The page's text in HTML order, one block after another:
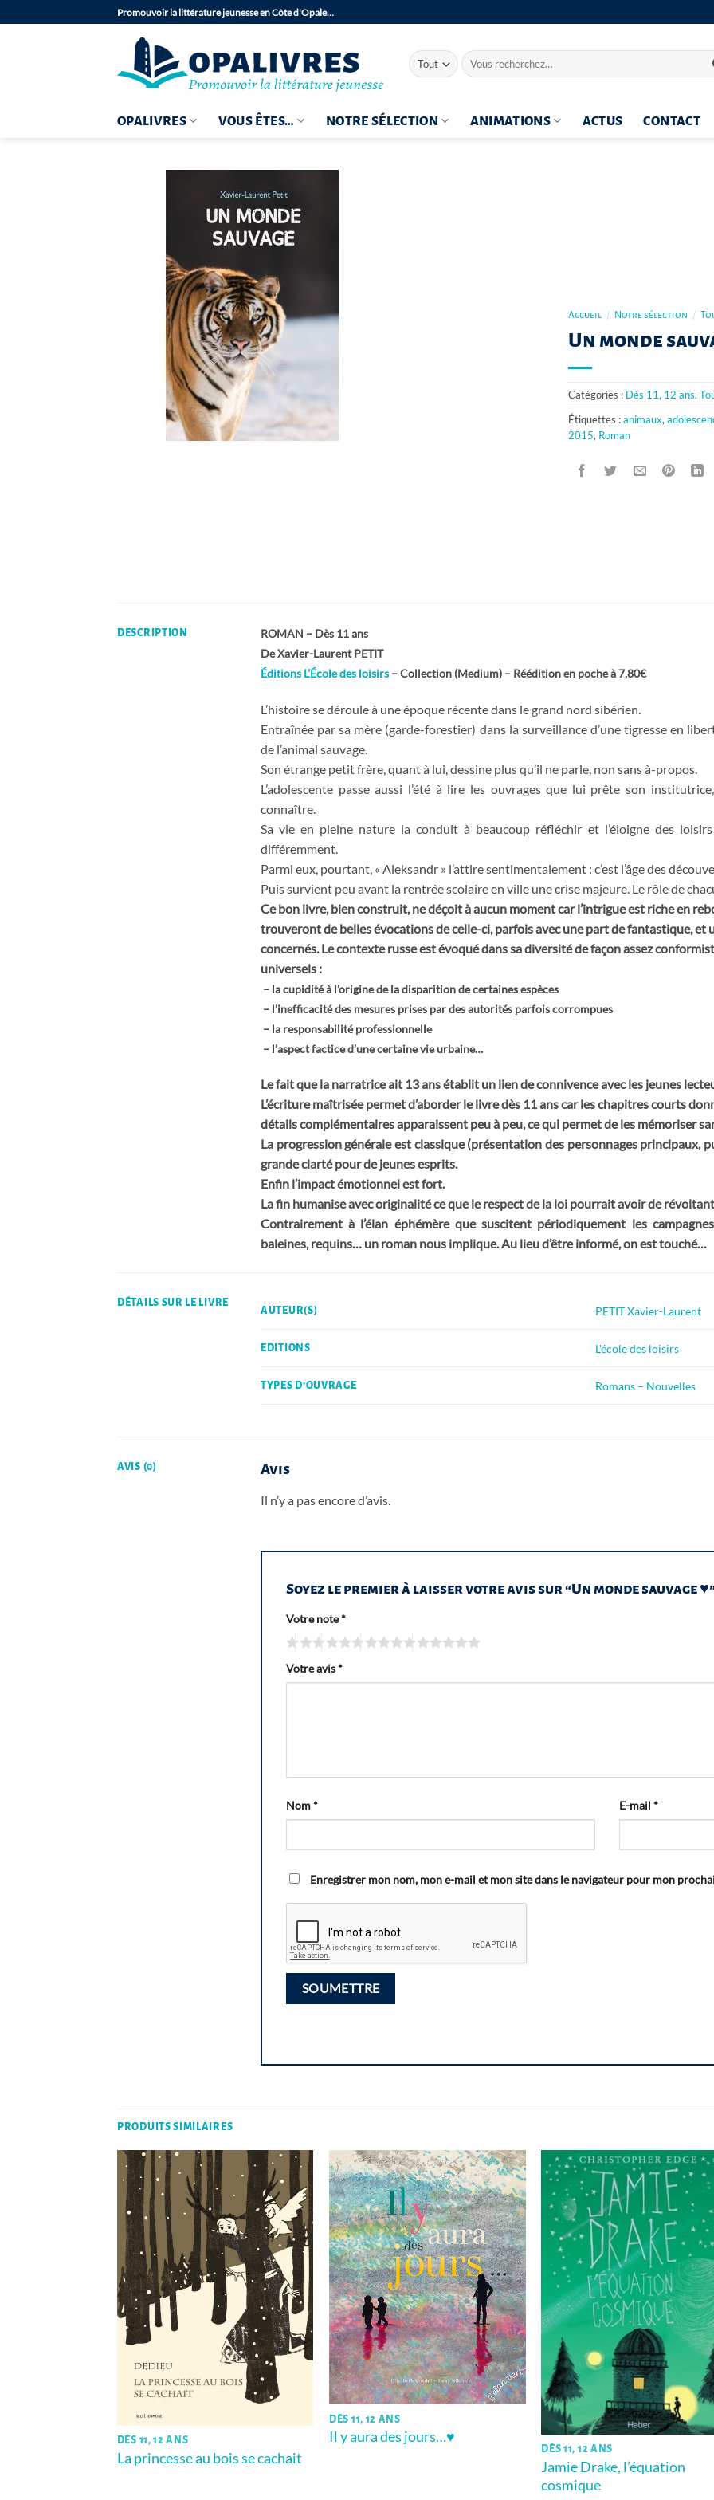
au
Promouvoir la littérature jeunesse en Côte d'Opale…
Recherche
pour :
OPALIVRES VOUS ÊTES… NOTRE SÉLECTION ANIMATIONS ACTUS CONTACT
Accueil / Notre sélection /
Un monde
Catégories : Dès 11, 12 ans,
Étiquettes :animaux,
2015, Roman
DESCRIPTION
ROMAN – Dès 11 ans
De Xavier-Laurent PETIT
Éditions L’École des loisirs – Collection (Medium) – Réédition en poche à 7,80€
L’histoire se déroule à une époque récente dans le grand nord sibérien.
Entraînée par sa mère (garde-forestier) dans la surveillance d’une tigresse en
de l’animal sauvage.
Son étrange petit frère, quant à lui, dessine plus qu’il ne parle, non sans à-propos.
L’adolescente passe aussi l’été à lire les ouvrages que lui prête son
connaître.
Sa vie en pleine nature la conduit à beaucoup réfléchir et l’éloigne des
différemment.
Parmi eux, pourtant, « Aleksandr » l’attire sentimentalement : c’est l’âge des
Puis survient peu avant la rentrée scolaire en ville une crise majeure. Le rôle de
Ce bon livre, bien construit, ne déçoit à aucun moment car l’intrigue est riche en
trouveront de belles évocations de celle-ci, parfois avec une part de fantastique, et
concernés. Le contexte russe est évoqué dans sa diversité de façon assez
universels :
– la cupidité à l’origine de la disparition de certaines espèces
– l’inefficacité des mesures prises par des autorités parfois corrompues
– la responsabilité professionnelle
– l’aspect factice d’une certaine vie urbaine…
Le fait que la narratrice ait 13 ans établit un lien de connivence avec les jeunes
L’écriture maîtrisée permet d’aborder le livre dès 11 ans car les chapitres courts
détails complémentaires apparaissent peu à peu, ce qui permet de les mémoriser
La progression générale est classique (présentation des personnages principaux,
grande clarté pour de jeunes esprits.
Enfin l’impact émotionnel est fort.
La fin humanise avec originalité ce que le respect de la loi pourrait avoir de
Contrairement à l’élan éphémère que suscitent périodiquement les
baleines, requins… un roman nous implique. Au lieu d’être informé, on est touché…
DÉTAILS SUR LE LIVRE
AUTEUR(S) PETIT Xavier-Laurent
EDITIONS L'école des loisirs
TYPES D'OUVRAGE Romans – Nouvelles
AVIS (0) Avis
Il n’y a pas encore d’avis.
Soyez le premier à laisser votre avis sur “Un monde sauvage
Votre note*
Votre avis*
Nom* E-mail *
Enregistrer mon nom, mon e-mail et mon site dans le navigateur pour mon
PRODUITS SIMILAIRES
DÈS 11, 12 ANS
La princesse au bois se cachait
DÈS 11, 12 ANS
Il y aura des jours…♥
DÈS 11, 12 ANS
Jamie Drake, l’équation
cosmique